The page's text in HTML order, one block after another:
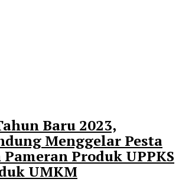
Baru 2023,
Menggelar Pesta
Produk UPPKS
UMKM